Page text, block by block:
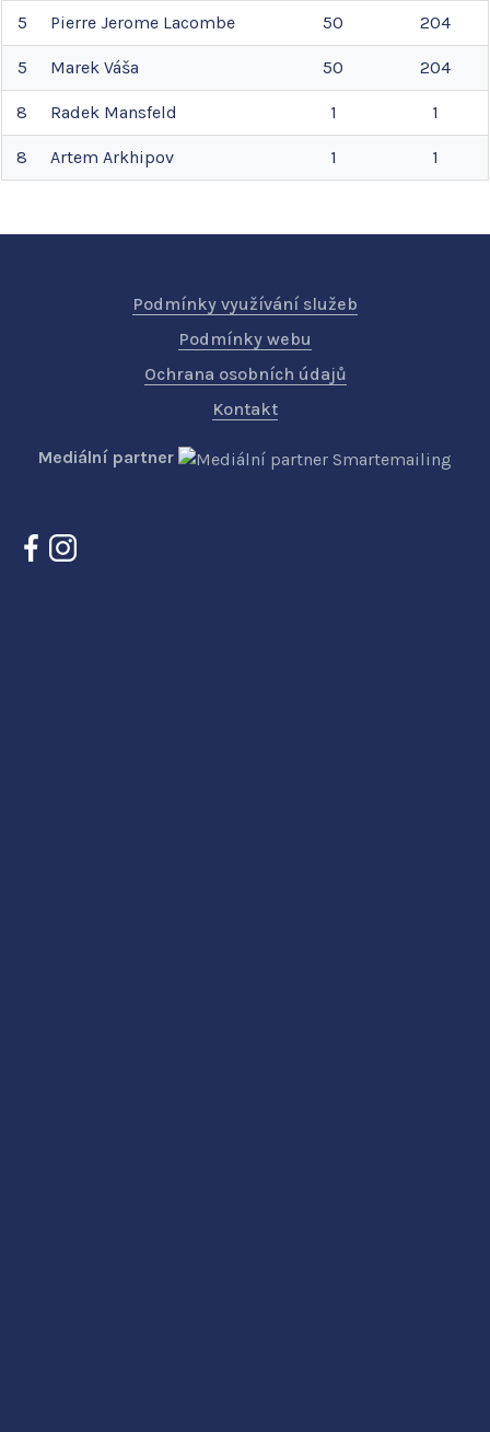
5 Pierre Jerome Lacombe 50 204
5 Marek Váša 50 204
8 Radek Mansfeld 1 1
8 Artem Arkhipov 1 1
Podmínky využívání služeb
Podmínky webu
Ochrana osobních údajů
Kontakt
Mediální partner